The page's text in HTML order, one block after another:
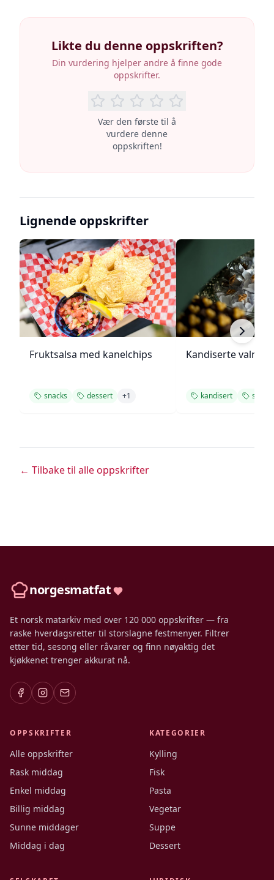
Likte du denne oppskriften?
Din vurdering hjelper andre å finne gode
oppskrifter.
Vær den første til å
vurdere denne
oppskriften!
Lignende oppskrifter
Fruktsalsa med kanelchips
snacks dessert +1
Kandiserte
kandisert
← Tilbake til alle oppskrifter
norgesmatfat
Et norsk matarkiv med over 120 000 oppskrifter — fra
raske hverdagsretter til storslagne festmenyer. Filtrer
etter tid, sesong eller råvarer og finn nøyaktig det
kjøkkenet trenger akkurat nå.
OPPSKRIFTER
Alle oppskrifter
Rask middag
Enkel middag
Billig middag
Sunne middager
Middag i dag
KATEGORIER
Kylling
Fisk
Pasta
Vegetar
Suppe
Dessert